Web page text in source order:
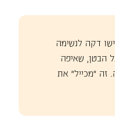
דקה לנשימה
הבטן, שאיפה
זה "מכייל" את